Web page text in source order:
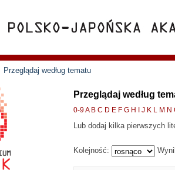
Przeglądaj według tematu
Przeglądaj według
0-9A B C D E F G H J K L M N
Lub dodaj kilka pierwszych
Kolejność: